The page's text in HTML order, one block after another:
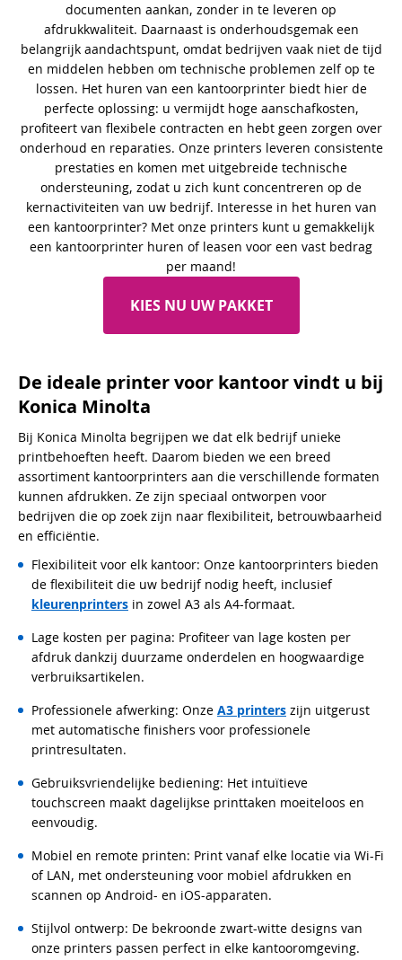
documenten aankan, zonder in te leveren op
afdrukkwaliteit. Daarnaast is onderhoudsgemak een
belangrijk aandachtspunt, omdat bedrijven vaak niet de tijd
en middelen hebben om technische problemen zelf op te
lossen. Het huren van een kantoorprinter biedt hier de
perfecte oplossing: u vermijdt hoge aanschafkosten,
profiteert van flexibele contracten en hebt geen zorgen over
onderhoud en reparaties. Onze printers leveren consistente
prestaties en komen met uitgebreide technische
ondersteuning, zodat u zich kunt concentreren op de
kernactiviteiten van uw bedrijf. Interesse in het huren van
een kantoorprinter? Met onze printers kunt u gemakkelijk
een kantoorprinter huren of leasen voor een vast bedrag
per maand!
KIES NU UW PAKKET
De ideale printer voor kantoor vindt u bij
Konica Minolta
Bij Konica Minolta begrijpen we dat elk bedrijf unieke
printbehoeften heeft. Daarom bieden we een breed
assortiment kantoorprinters aan die verschillende formaten
kunnen afdrukken. Ze zijn speciaal ontworpen voor
bedrijven die op zoek zijn naar flexibiliteit, betrouwbaarheid
en efficiëntie.
Flexibiliteit voor elk kantoor: Onze kantoorprinters bieden
de flexibiliteit die uw bedrijf nodig heeft, inclusief
kleurenprinters in zowel A3 als A4-formaat.
Lage kosten per pagina: Profiteer van lage kosten per
afdruk dankzij duurzame onderdelen en hoogwaardige
verbruiksartikelen.
Professionele afwerking: Onze A3 printers zijn uitgerust
met automatische finishers voor professionele
printresultaten.
Gebruiksvriendelijke bediening: Het intuïtieve
touchscreen maakt dagelijkse printtaken moeiteloos en
eenvoudig.
Mobiel en remote printen: Print vanaf elke locatie via Wi-Fi
of LAN, met ondersteuning voor mobiel afdrukken en
scannen op Android- en iOS-apparaten.
Stijlvol ontwerp: De bekroonde zwart-witte designs van
onze printers passen perfect in elke kantooromgeving.